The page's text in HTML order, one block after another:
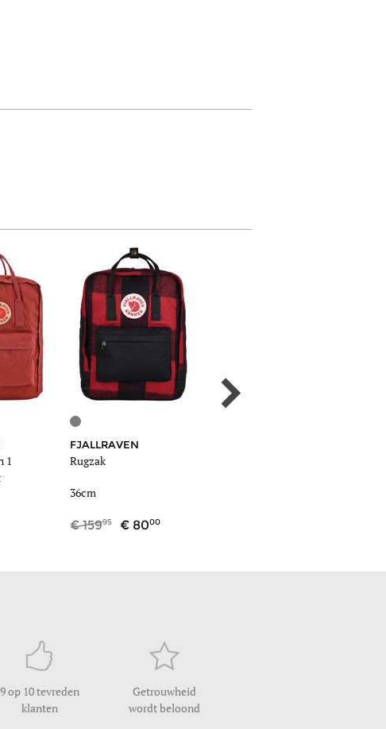
1
FJALLRAVEN
Rugzak
36cm
15995 8000
9 op 10 tevreden
klanten
Getrouwheid
wordt beloond